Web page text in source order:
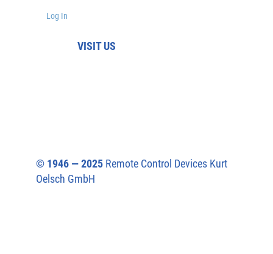
Log In
© 1946 — 2025Remote Control Devices Kurt
Oelsch GmbH
VISIT US